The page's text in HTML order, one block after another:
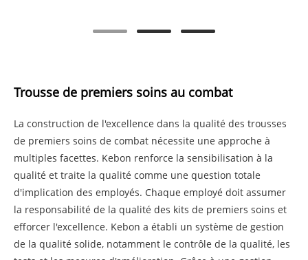
Trousse de premiers soins au combat
La construction de l'excellence dans la qualité des trousses
de premiers soins de combat nécessite une approche à
multiples facettes. Kebon renforce la sensibilisation à la
qualité et traite la qualité comme une question totale
d'implication des employés. Chaque employé doit assumer
la responsabilité de la qualité des kits de premiers soins et
efforcer l'excellence. Kebon a établi un système de gestion
de la qualité solide, notamment le contrôle de la qualité, les